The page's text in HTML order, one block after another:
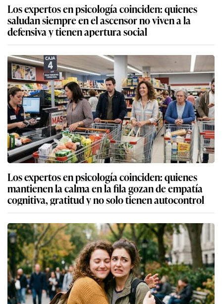
Los expertos en psicología coinciden: quienes
saludan siempre en el ascensor no viven a la
defensiva y tienen apertura social
Los expertos en psicología coinciden: quienes
mantienen la calma en la fila gozan de empatía
cognitiva, gratitud y no solo tienen autocontrol